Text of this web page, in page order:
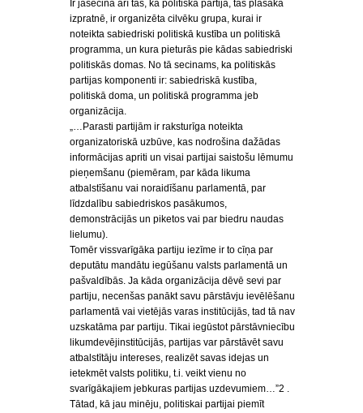
Ir jāsecina arī tas, ka politiskā partija, tās plašākā
izpratnē, ir organizēta cilvēku grupa, kurai ir
noteikta sabiedriski politiskā kustība un politiskā
programma, un kura pieturās pie kādas sabiedriski
politiskās domas. No tā secinams, ka politiskās
partijas komponenti ir: sabiedriskā kustība,
politiskā doma, un politiskā programma jeb
organizācija.
„…Parasti partijām ir raksturīga noteikta
organizatoriskā uzbūve, kas nodrošina dažādas
informācijas apriti un visai partijai saistošu lēmumu
pieņemšanu (piemēram, par kāda likuma
atbalstīšanu vai noraidīšanu parlamentā, par
līdzdalību sabiedriskos pasākumos,
demonstrācijās un piketos vai par biedru naudas
lielumu).
Tomēr vissvarīgāka partiju iezīme ir to cīņa par
deputātu mandātu iegūšanu valsts parlamentā un
pašvaldībās. Ja kāda organizācija dēvē sevi par
partiju, necenšas panākt savu pārstāvju ievēlēšanu
parlamentā vai vietējās varas institūcijās, tad tā nav
uzskatāma par partiju. Tikai iegūstot pārstāvniecību
likumdevējinstitūcijās, partijas var pārstāvēt savu
atbalstītāju intereses, realizēt savas idejas un
ietekmēt valsts politiku, t.i. veikt vienu no
svarīgākajiem jebkuras partijas uzdevumiem…”2 .
Tātad, kā jau minēju, politiskai partijai piemīt